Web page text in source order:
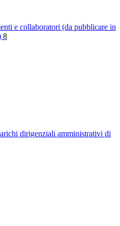
e collaboratori (da pubblicare in
8
dirigenziali amministrativi di